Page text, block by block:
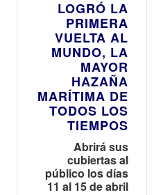
público los días
11 al 15 de abril
en el Veles e
Vents
Eventos